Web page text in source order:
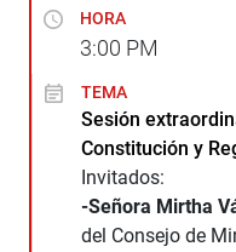
HORA
3:00 PM
TEMA
Sesión
Constitución y
Invitados:
-Señora Mirtha
del Consejo de